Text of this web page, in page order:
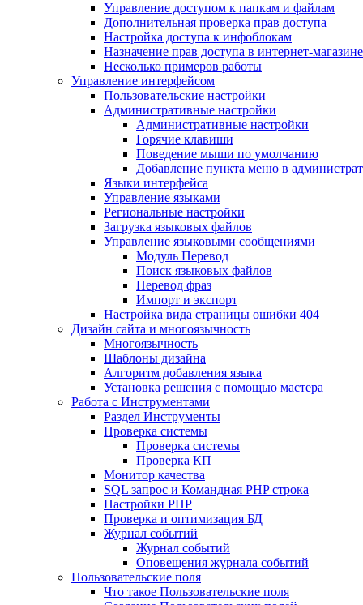
Управление доступом к папкам и файлам
Дополнительная проверка прав доступа
Настройка доступа к инфоблокам
Назначение прав доступа в интернет-магазине
Несколько примеров работы
Управление интерфейсом
Пользовательские настройки
Административные настройки
Административные настройки
Горячие клавиши
Поведение мыши по умолчанию
Добавление пункта меню в
Языки интерфейса
Управление языками
Региональные настройки
Загрузка языковых файлов
Управление языковыми сообщениями
Mодуль Перевод
Поиск языковых файлов
Перевод фраз
Импорт и экспорт
Настройка вида страницы ошибки 404
Дизайн сайта и многоязычность
Многоязычность
Шаблоны дизайна
Алгоритм добавления языка
Установка решения с помощью мастера
Работа с Инструментами
Раздел Инструменты
Проверка системы
Проверка системы
Проверка КП
Монитор качества
SQL запрос и Командная PHP строка
Настройки PHP
Проверка и оптимизация БД
Журнал событий
Журнал событий
Оповещения журнала событий
Пользовательские поля
Что такое Пользовательские поля